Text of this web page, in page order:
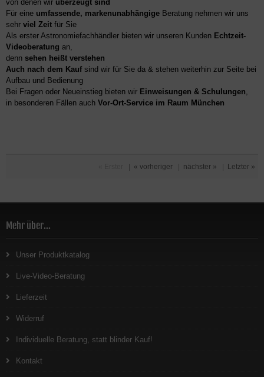
von denen wir überzeugt sind
Für eine umfassende, markenunabhängige Beratung nehmen wir uns
sehr viel Zeit für Sie
Als erster Astronomiefachhändler bieten wir unseren Kunden Echtzeit-
Videoberatung an,
denn sehen heißt verstehen
Auch nach dem Kaufsind wir für Sie da & stehen weiterhin zur Seite bei
Aufbau und Bedienung
Bei Fragen oder Neueinstieg bieten wir Einweisungen & Schulungen,
in besonderen Fällen auch Vor-Ort-Service im Raum München
« vorheriger nächster » Letzter »
Mehr über...
Unser Produktkatalog
Live-Video-Beratung
Lieferzeit
Widerruf
Individuelle Beratung, statt blinder Kauf!
Kontakt